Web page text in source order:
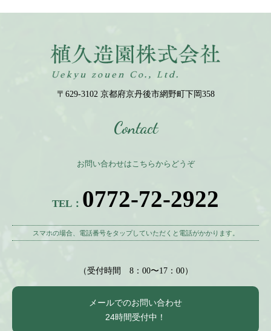
〒629-3102 京都府京丹後市網野町下岡358
Contact
お問い合わせはこちらからどうぞ
TEL： 0772-72-2922
スマホの場合、電話番号をタップしていただくと電話がかかります。
（受付時間 8：00〜17：00）
メールでのお問い合わせ
24時間受付中！